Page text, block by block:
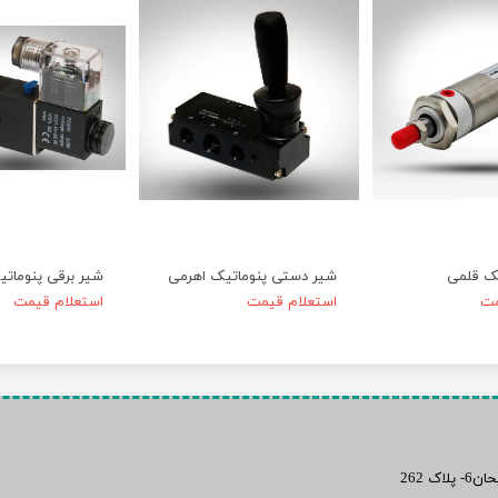
شیر برقی
استعلام قیمت
شیر دستی پنوماتیک اهرمی
استعلام قیمت
قلمی
262